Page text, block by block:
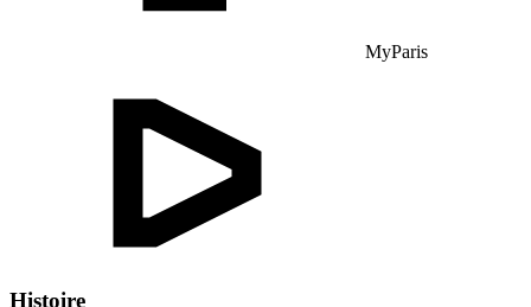
MyParis
Histoire